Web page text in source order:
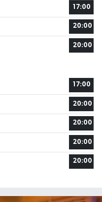
17:00
20:00
20:00
17:00
20:00
20:00
20:00
20:00